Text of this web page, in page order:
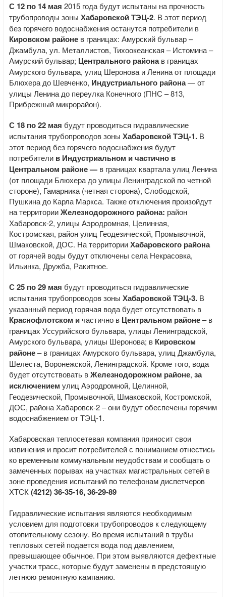
С 12 по 14 мая 2015 года будут испытаны на прочность
трубопроводы зоны Хабаровской ТЭЦ-2. В этот период
без горячего водоснабжения останутся потребители в
Кировском районе в границах: Амурский бульвар –
Джамбула, ул. Металлистов, Тихоокеанская – Истомина –
Амурский бульвар; Центрального районав границах
Амурского бульвара, улиц Шеронова и Ленина от площади
Блюхера до Шевченко, Индустриального района— от
улицы Ленина до переулка Конечного (ПНС – 813,
Прибрежный микрорайон).
С 18 по 22 мая будут проводиться гидравлические
испытания трубопроводов зоны Хабаровской ТЭЦ-1. В
этот период без горячего водоснабжения будут
потребители в Индустриальном и частично в
Центральном районе — в границах квартала улиц Ленина
(от площади Блюхера до улицы Ленинградской по четной
стороне), Гамарника (четная сторона), Слободской,
Пушкина до Карла Маркса. Также отключения произойдут
на территорииЖелезнодорожного района: район
Хабаровск-2, улицы Аэродромная, Целинная,
Костромская, район улиц Геодезической, Промывочной,
Шмаковской, ДОС. На территорииХабаровского района
от горячей воды будут отключены села Некрасовка,
Ильинка, Дружба, Ракитное.
С 25 по 29 мая будут проводиться гидравлические
испытания трубопроводов зоны Хабаровской ТЭЦ-3. В
указанный период горячая вода будет отсутствовать в
Краснофлотском и частично в Центральном районе– в
границах Уссурийского бульвара, улицы Ленинградской,
Амурского бульвара, улицы Шеронова; в Кировском
районе– в границах Амурского бульвара, улиц Джамбула,
Шелеста, Воронежской, Ленинградской. Кроме того, вода
будет отсутствовать вЖелезнодорожном районе, за
исключением улиц Аэродромной, Целинной,
Геодезической, Промывочной, Шмаковской, Костромской,
ДОС, района Хабаровск-2 – они будут обеспечены горячим
водоснабжением от ТЭЦ-1.
Хабаровская теплосетевая компания приносит свои
извинения и просит потребителей с пониманием отнестись
ко временным коммунальным неудобствам и сообщать о
замеченных порывах на участках магистральных сетей в
зоне проведения испытаний по телефонам диспетчеров
ХТСК (4212) 36-35-16, 36-29-89
Гидравлические испытания являются необходимым
условием для подготовки трубопроводов к следующему
отопительному сезону. Во время испытаний в трубы
тепловых сетей подается вода под давлением,
превышающее обычное. При этом выявляются дефектные
участки трасс, которые будут заменены в предстоящую
летнюю ремонтную кампанию.